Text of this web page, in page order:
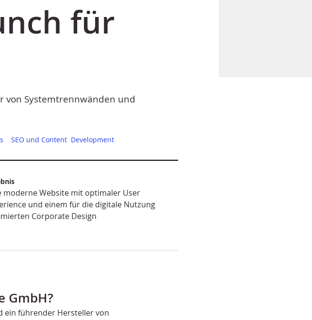
für
von Systemtrennwänden und
SEO und Content Development
moderne Website mit optimaler User
und einem für die digitale Nutzung
Corporate Design
GmbH?
ein führender Hersteller von